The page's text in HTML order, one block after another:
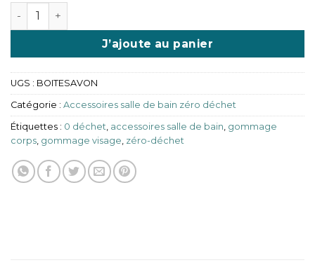
quantité de Boîte à savon zéro déchet – Pratique,
J’ajoute au panier
UGS : BOITESAVON
Catégorie : Accessoires salle de bain zéro déchet
Étiquettes : 0 déchet accessoires salle de bain gommage
corps gommage visage zéro-déchet